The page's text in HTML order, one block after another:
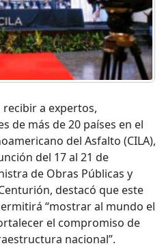
a expertos,
de más de 20 países en el
del Asfalto (CILA),
del 17 al 21 de
de Obras Públicas y
destacó que este
“mostrar al mundo el
el compromiso de
nacional”.